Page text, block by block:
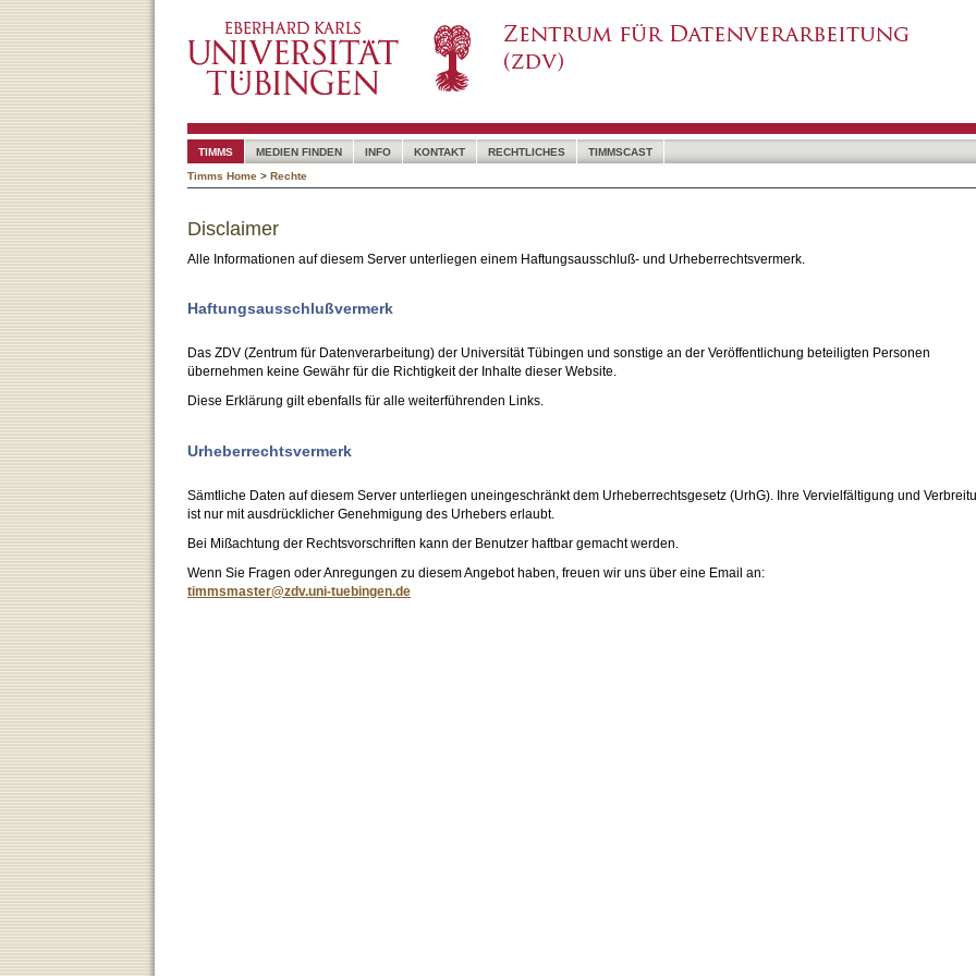
TIMMS MEDIEN FINDEN INFO KONTAKT RECHTLICHES
TIMMSCAST
Timms Home > Rechte
Disclaimer
Alle Informationen auf diesem Server unterliegen einem Haftungsausschluß- und Urheberrechtsvermerk.
Haftungsausschlußvermerk
Das ZDV (Zentrum für Datenverarbeitung) der Universität Tübingen und sonstige an der Veröffentlichung beteiligten Personen
übernehmen keine Gewähr für die Richtigkeit der Inhalte dieser Website.
Diese Erklärung gilt ebenfalls für alle weiterführenden Links.
Urheberrechtsvermerk
Sämtliche Daten auf diesem Server unterliegen uneingeschränkt dem Urheberrechtsgesetz (UrhG). Ihre Vervielfältigung und
ist nur mit ausdrücklicher Genehmigung des Urhebers erlaubt.
Bei Mißachtung der Rechtsvorschriften kann der Benutzer haftbar gemacht werden.
Wenn Sie Fragen oder Anregungen zu diesem Angebot haben, freuen wir uns über eine Email an:
timmsmaster@zdv.uni-tuebingen.de